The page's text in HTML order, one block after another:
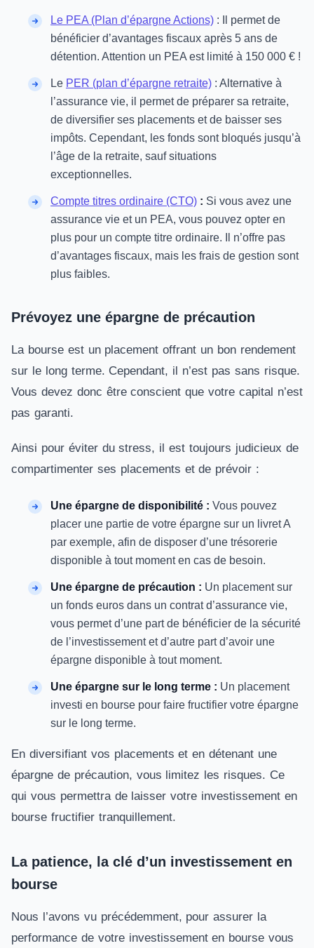
Le PEA (Plan d’épargne Actions) : Il permet de
bénéficier d’avantages fiscaux après 5 ans de
détention. Attention un PEA est limité à 150 000 € !
Le PER (plan d’épargne retraite) : Alternative à
l’assurance vie, il permet de préparer sa retraite,
de diversifier ses placements et de baisser ses
impôts. Cependant, les fonds sont bloqués jusqu’à
l’âge de la retraite, sauf situations
exceptionnelles.
Compte titres ordinaire (CTO) : Si vous avez une
assurance vie et un PEA, vous pouvez opter en
plus pour un compte titre ordinaire. Il n’offre pas
d’avantages fiscaux, mais les frais de gestion sont
plus faibles.
Prévoyez une épargne de précaution
La bourse est un placement offrant un bon rendement
sur le long terme. Cependant, il n’est pas sans risque.
Vous devez donc être conscient que votre capital n’est
pas garanti.
Ainsi pour éviter du stress, il est toujours judicieux de
compartimenter ses placements et de prévoir :
Une épargne de disponibilité : Vous pouvez
placer une partie de votre épargne sur un livret A
par exemple, afin de disposer d’une trésorerie
disponible à tout moment en cas de besoin.
Une épargne de précaution : Un placement sur
un fonds euros dans un contrat d’assurance vie,
vous permet d’une part de bénéficier de la sécurité
de l’investissement et d’autre part d’avoir une
épargne disponible à tout moment.
Une épargne sur le long terme : Un placement
investi en bourse pour faire fructifier votre épargne
sur le long terme.
En diversifiant vos placements et en détenant une
épargne de précaution, vous limitez les risques. Ce
qui vous permettra de laisser votre investissement en
bourse fructifier tranquillement.
La patience, la clé d’un investissement en
bourse
Nous l’avons vu précédemment, pour assurer la
performance de votre investissement en bourse vous